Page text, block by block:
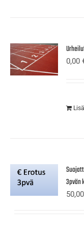
0,00
3pvän